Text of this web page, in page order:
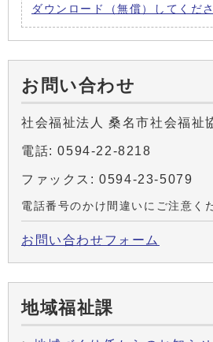
ダウンロード（無償）してくださ
お問い合わせ
社会福祉法人 桑名市社会福祉
電話: 0594-22-8218
ファックス: 0594-23-5079
電話番号のかけ間違いにご注意く
お問い合わせフォーム
地域福祉課